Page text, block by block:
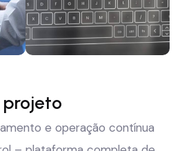
e operação contínua